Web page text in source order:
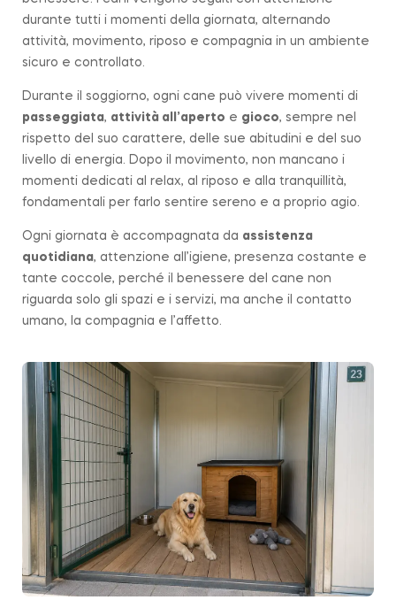
durante tutti i momenti della giornata, alternando
attività, movimento, riposo e compagnia in un ambiente
sicuro e controllato.
Durante il soggiorno, ogni cane può vivere momenti di
passeggiata, attività all’aperto e gioco, sempre nel
rispetto del suo carattere, delle sue abitudini e del suo
livello di energia. Dopo il movimento, non mancano i
momenti dedicati al relax, al riposo e alla tranquillità,
fondamentali per farlo sentire sereno e a proprio agio.
Ogni giornata è accompagnata da assistenza
quotidiana, attenzione all’igiene, presenza costante e
tante coccole, perché il benessere del cane non
riguarda solo gli spazi e i servizi, ma anche il contatto
umano, la compagnia e l’affetto.